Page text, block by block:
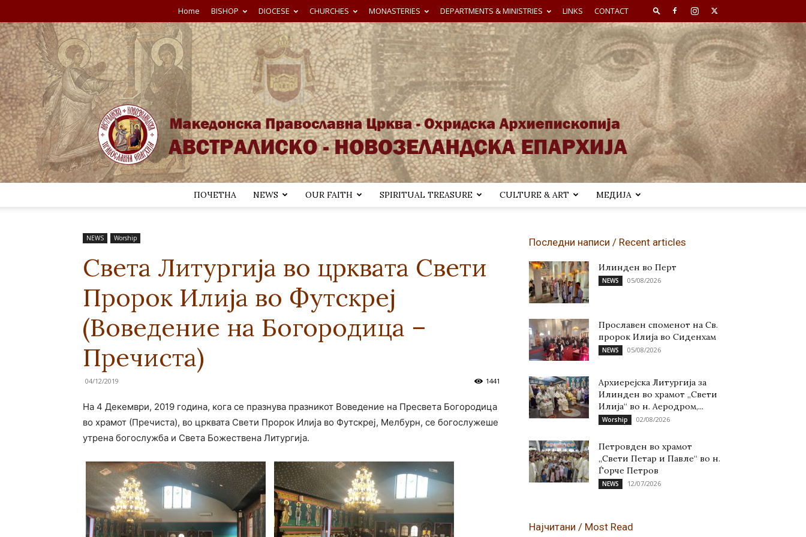
Home BISHOP DIOCESE CHURCHES MONASTERIES DEPARTMENTS & MINISTRIES LINKS CONTACT
ПОЧЕТНА NEWS OUR FAITH SPIRITUAL TREASURE CULTURE & ART МЕДИЈА
NEWS Worship
Света Литургија во црквата Свети
Пророк Илија во Футскреј
(Воведение на Богородица –
Пречиста)
04/12/2019 1441
На 4 Декември, 2019 година, кога се празнува празникот Воведение на Пресвета Богородица
во храмот (Пречиста), во црквата Свети Пророк Илија во Футскреј, Мелбурн, се богослужеше
утрена богослужба и Света Божествена Литургија.
Последни написи / Recent articles
Илинден во Перт
NEWS 05/08/2026
Прославен споменот на Св.
пророк Илија во Сиденхам
NEWS 05/08/2026
Архиерејска Литургија за
Илинден во храмот „Свети
Илија“ во н. Аеродром,...
Worship 02/08/2026
Петровден во храмот
„Свети Петар и Павле“ во н.
Ѓорче Петров
NEWS 12/07/2026
Најчитани / Most Read